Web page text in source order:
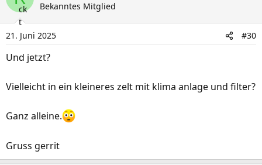
t
i
o
n
Bekanntes Mitglied
21. Juni 2025 #30
Und jetzt?
Vielleicht in ein kleineres zelt mit klima anlage und filter?
Ganz alleine.
Gruss gerrit